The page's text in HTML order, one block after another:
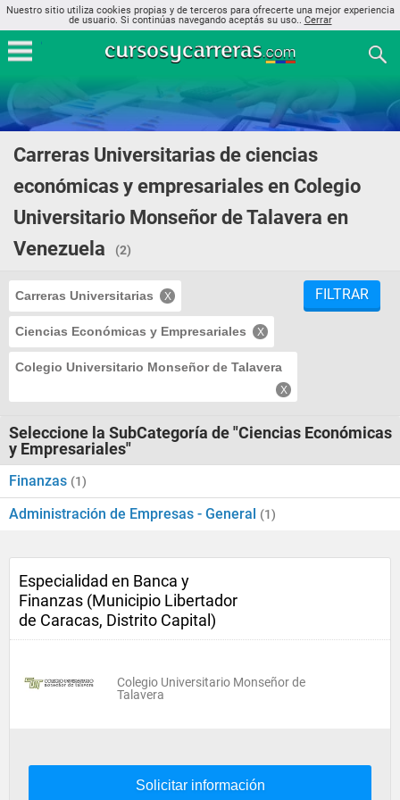
Nuestro sitio utiliza cookies propias y de terceros para ofrecerte una mejor experiencia
de usuario. Si continúas navegando aceptás su uso.. Cerrar
Carreras Universitarias de ciencias
económicas y empresariales en Colegio
Universitario Monseñor de Talavera en
Venezuela
(2)
Carreras Universitarias
Ciencias Económicas y Empresariales
Colegio Universitario Monseñor de Talavera
FILTRAR
Seleccione la SubCategoría de "Ciencias Económicas
y Empresariales"
Finanzas (1)
Administración de Empresas - General (1)
Especialidad en Banca y
Finanzas (Municipio Libertador
de Caracas, Distrito Capital)
Colegio Universitario Monseñor de
Talavera
Solicitar información